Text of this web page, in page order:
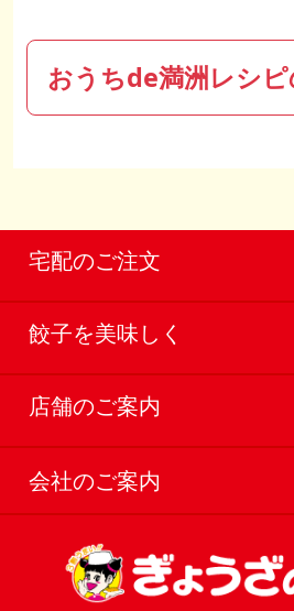
おうちde満洲レシ
宅配のご注文
餃子を美味しく
店舗のご案内
会社のご案内